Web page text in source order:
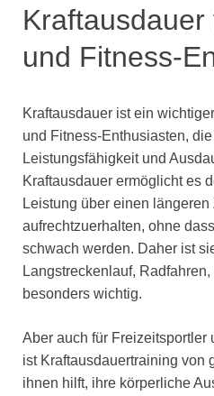
und Fitness-
Kraftausdauer ist ein
und Fitness-Enthusiasten,
Leistungsfähigkeit und
Kraftausdauer ermöglicht es
Leistung über einen längeren
aufrechtzuerhalten, ohne
schwach werden. Daher ist
Langstreckenlauf,
besonders wichtig.
Aber auch für Freizeitsportler
ist Kraftausdauertraining von
ihnen hilft, ihre körperliche